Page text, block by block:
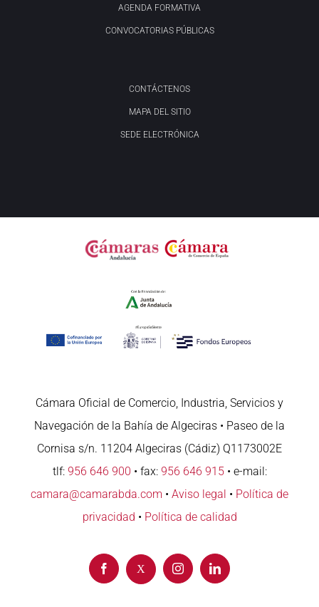
AGENDA FORMATIVA
CONVOCATORIAS PÚBLICAS
CONTÁCTENOS
MAPA DEL SITIO
SEDE ELECTRÓNICA
Cámara Oficial de Comercio, Industria, Servicios y
Navegación de la Bahía de Algeciras • Paseo de la
Cornisa s/n. 11204 Algeciras (Cádiz) Q1173002E
tlf: 956 646 900 • fax: 956 646 915• e-mail:
camara@camarabda.com • Aviso legal • Política de
privacidad • Política de calidad
Facebook
X InstagramLinkedIn